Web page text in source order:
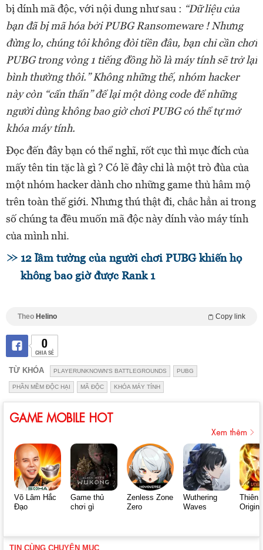
bị dính mã độc, với nội dung như sau : “Dữ liệu của
bạn đã bị mã hóa bởi PUBG Ransomeware ! Nhưng
đừng lo, chúng tôi không đòi tiền đâu, bạn chỉ cần chơi
PUBG trong vòng 1 tiếng đồng hồ là máy tính sẽ trở lại
bình thường thôi.” Không những thế, nhóm hacker
này còn “cẩn thẩn” để lại một dòng code để những
người dùng không bao giờ chơi PUBG có thể tự mở
khóa máy tính.
Đọc đến đây bạn có thể nghĩ, rốt cục thì mục đích của
mấy tên tin tặc là gì ? Có lẽ đây chỉ là một trò đùa của
một nhóm hacker dành cho những game thủ hâm mộ
trên toàn thế giới. Nhưng thú thật đi, chắc hẳn ai trong
số chúng ta đều muốn mã độc này dính vào máy tính
của mình nhỉ.
12 lầm tưởng của người chơi PUBG khiến họ
không bao giờ được Rank 1
Theo Helino Copy link
0
CHIA SẺ
TỪ KHÓA PLAYERUNKNOWN'S BATTLEGROUNDS PUBG
PHẦN MỀM ĐỘC HẠI MÃ ĐỘC KHÓA MÁY TÍNH
GAME MOBILE HOT
Xem thêm
Võ Lâm Hắc
Đạo
Game thủ
chơi gì
Zenless Zone
Zero
Wuthering
Waves
Thiên
Origin
TIN CÙNG CHUYÊN MỤC